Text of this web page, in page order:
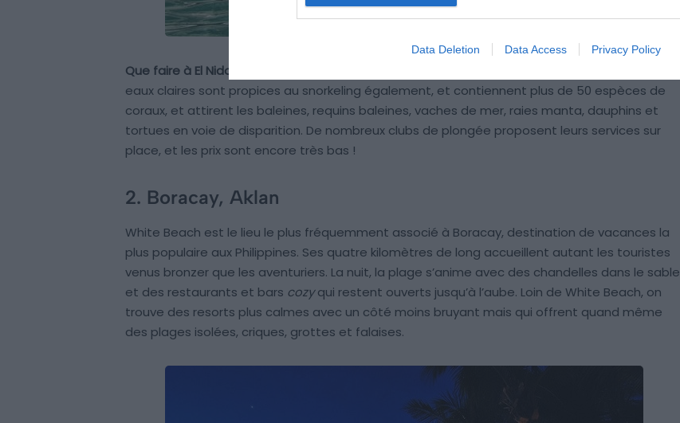
Data Deletion Data Access Privacy Policy
Que faire à El Nido ?
eaux claires sont propices au snorkeling également, et contiennent plus de 50 espèces de
coraux, et attirent les baleines, requins baleines, vaches de mer, raies manta, dauphins et
tortues en voie de disparition. De nombreux clubs de plongée proposent leurs services sur
place, et les prix sont encore très bas !
2. Boracay, Aklan
White Beach est le lieu le plus fréquemment associé à Boracay, destination de vacances la
plus populaire aux Philippines. Ses quatre kilomètres de long accueillent autant les touristes
venus bronzer que les aventuriers. La nuit, la plage s’anime avec des chandelles dans le sable
et des restaurants et bars cozyqui restent ouverts jusqu’à l’aube. Loin de White Beach, on
trouve des resorts plus calmes avec un côté moins bruyant mais qui offrent quand même
des plages isolées, criques, grottes et falaises.